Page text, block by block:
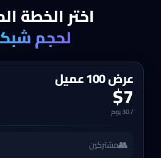
اختر الخطة
لحجم
عرض 100 عميل
$7/
30يوم
👥مشتركين